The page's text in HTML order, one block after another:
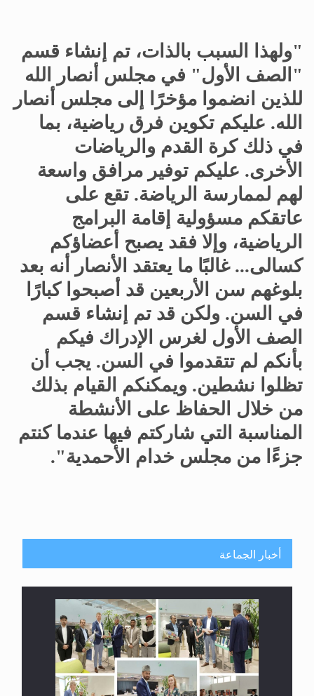
"ولهذا السبب بالذات، تم إنشاء قسم
"الصف الأول" في مجلس أنصار الله
للذين انضموا مؤخرًا إلى مجلس أنصار
الله. عليكم تكوين فرق رياضية، بما
في ذلك كرة القدم والرياضات
الأخرى. عليكم توفير مرافق واسعة
لهم لممارسة الرياضة. تقع على
عاتقكم مسؤولية إقامة البرامج
الرياضية، وإلا فقد يصبح أعضاؤكم
كسالى... غالبًا ما يعتقد الأنصار أنه بعد
بلوغهم سن الأربعين قد أصبحوا كبارًا
في السن. ولكن قد تم إنشاء قسم
الصف الأول لغرس الإدراك فيكم
بأنكم لم تتقدموا في السن. يجب أن
تظلوا نشطين. ويمكنكم القيام بذلك
من خلال الحفاظ على الأنشطة
المناسبة التي شاركتم فيها عندما كنتم
جزءًا من مجلس خدام الأحمدية".
أخبار الجماعة